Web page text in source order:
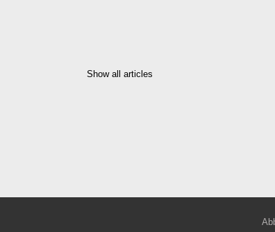
Show all articles